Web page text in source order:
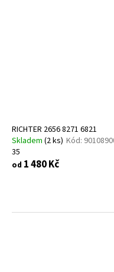
RICHTER 2656 8271 6821
Skladem (2 ks) Kód:
35
od 1 480 Kč